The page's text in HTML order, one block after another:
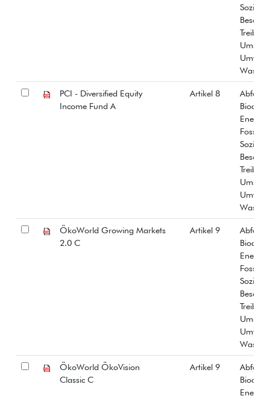
Umwelt
Wasser
PCI - Diversified Equity
Income Fund A
Artikel 8
Abfall
Fossiles
Umwelt
Wasser
ÖkoWorld Growing Markets
2.0 C
Artikel 9
Abfall
Fossiles
Umwelt
Wasser
ÖkoWorld ÖkoVision
Classic C
Artikel 9
Abfall